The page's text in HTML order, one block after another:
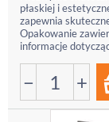
płaskiej i
zapewnia
Opakowanie
informacje
− +